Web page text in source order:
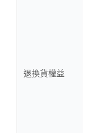
退換貨權益